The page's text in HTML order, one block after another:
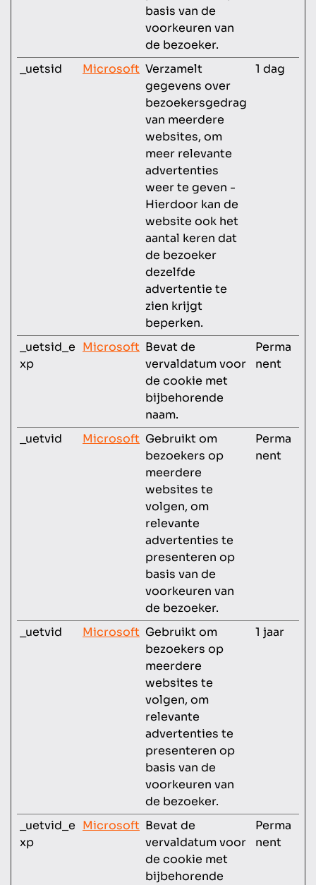
basis van de
voorkeuren van
de bezoeker.
_uetsid Microsoft Verzamelt
gegevens over
bezoekersgedrag
van meerdere
websites, om
meer relevante
advertenties
weer te geven -
Hierdoor kan de
website ook het
aantal keren dat
de bezoeker
dezelfde
advertentie te
zien krijgt
beperken.
1 dag
_uetsid_e
xp
Microsoft Bevat de
vervaldatum voor
de cookie met
bijbehorende
naam.
Perma
nent
_uetvid Microsoft Gebruikt om
bezoekers op
meerdere
websites te
volgen, om
relevante
advertenties te
presenteren op
basis van de
voorkeuren van
de bezoeker.
Perma
nent
_uetvid Microsoft Gebruikt om
bezoekers op
meerdere
websites te
volgen, om
relevante
advertenties te
presenteren op
basis van de
voorkeuren van
de bezoeker.
1 jaar
_uetvid_e
xp
Microsoft Bevat de
vervaldatum voor
de cookie met
bijbehorende
Perma
nent